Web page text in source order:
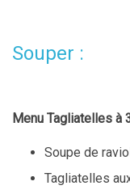
Souper :
Menu Tagliatelles à
Soupe de
Tagliatelles